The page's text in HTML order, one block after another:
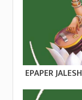
EPAPER